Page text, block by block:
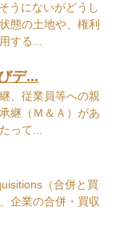
うにないがどうし
態の土地や、権利
する...
デ...
、従業員等への親
継（Ｍ＆Ａ）があ
って...
（合併と買
企業の合併・買収